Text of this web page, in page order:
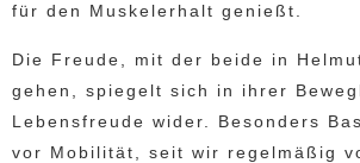
für den Muskelerhalt genießt.
Die Freude, mit der beide in
gehen, spiegelt sich in ihrer
Lebensfreude wider. Besonders
vor Mobilität, seit wir regelmäßig